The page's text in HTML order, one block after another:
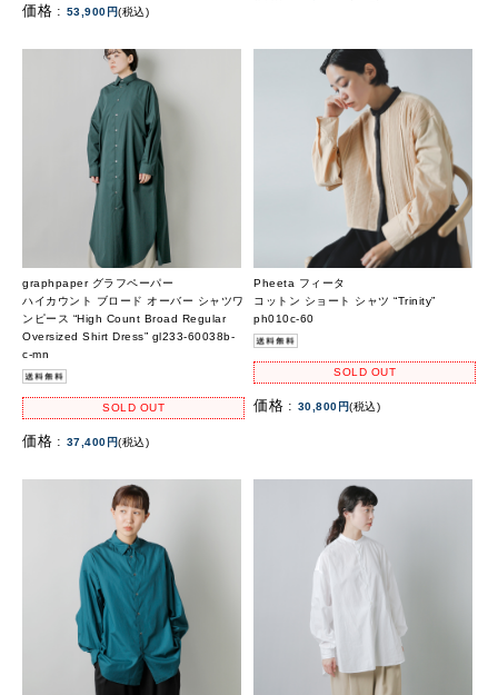
価格 : 53,900円(税込)
graphpaper グラフペーパー
ハイカウント ブロード オーバー シャツワ
ンピース “High Count Broad Regular
Oversized Shirt Dress” gl233-60038b-
c-mn
SOLD OUT
価格 : 37,400円(税込)
Pheeta フィータ
コットン ショート シャツ “Trinity”
ph010c-60
SOLD OUT
価格 : 30,800円(税込)